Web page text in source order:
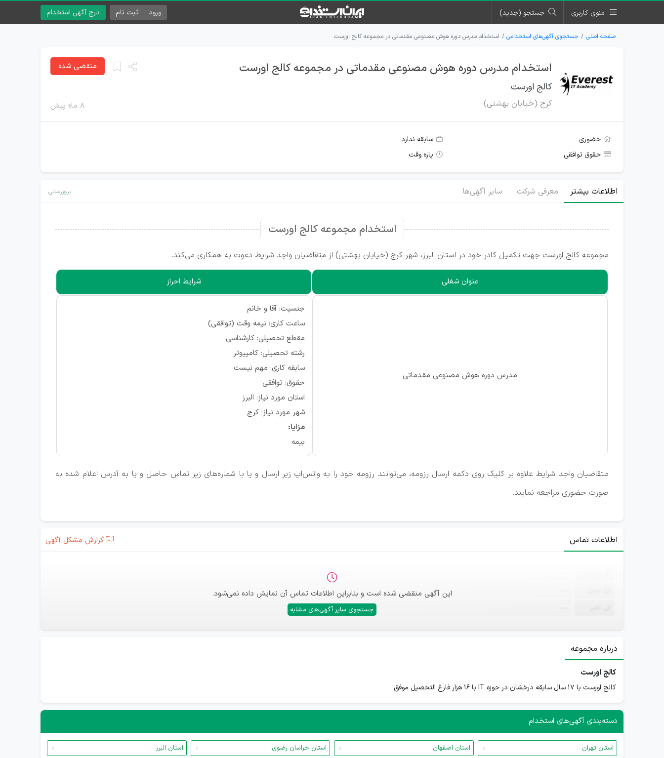
منوی کاربری جستجو (جدید) درج آگهی استخدام ورود ثبت نام
صفحه اصلی جستجوی آگهی‌های استخدامی استخدام مدرس دوره هوش مصنوعی مقدماتی در مجموعه کالج اورست
استخدام مدرس دوره هوش مصنوعی مقدماتی در مجموعه کالج اورست
کالج اورست
کرج (خیابان بهشتی) ۸ ماه پیش
منقضی شده
حضوری
سابقه ندارد
حقوق توافقی
پاره وقت
اطلاعات بیشتر معرفی شرکت سایر آگهی‌ها بروزرسانی
استخدام مجموعه کالج اورست
مجموعه کالج اورست جهت تکمیل کادر خود در استان البرز، شهر کرج (خیابان بهشتی) از متقاضیان واجد شرایط دعوت به همکاری می‌کند.
عنوان شغلی شرایط احراز
مدرس دوره هوش مصنوعی مقدماتی
جنسیت: آقا و خانم
ساعت کاری: نیمه وقت (توافقی)
مقطع تحصیلی: کارشناسی
رشته تحصیلی: کامپیوتر
سابقه کاری: مهم نیست
حقوق: توافقی
استان مورد نیاز: البرز
شهر مورد نیاز: کرج
مزایا:
بیمه
متقاضیان واجد شرایط علاوه بر کلیک روی دکمه ارسال رزومه، می‌توانند رزومه خود را به واتس‌اپ زیر ارسال و یا با شماره‌های زیر تماس حاصل و یا به آدرس اعلام شده به
صورت حضوری مراجعه نمایند.
اطلاعات تماس گزارش مشکل آگهی
این آگهی منقضی شده است و بنابراین اطلاعات تماس آن نمایش داده نمی‌شود.
جستجوی سایر آگهی‌های مشابه
درباره مجموعه
کالج اورست
کالج اورست با 17 سال سابقه درخشان در حوزه IT با 16 هزار فارغ التحصیل موفق
دسته‌بندی آگهی‌های استخدام
استان تهران استان اصفهان استان خراسان رضوی
استان البرز